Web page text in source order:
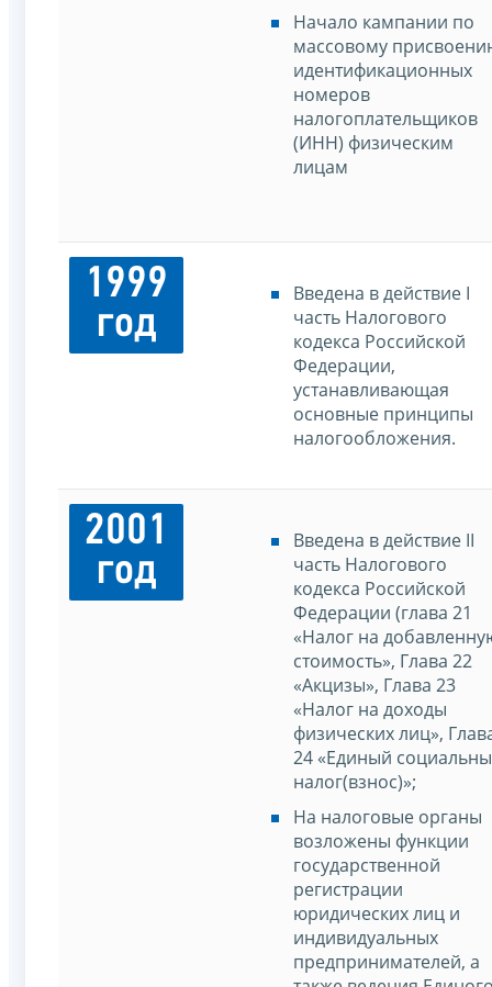
Начало кампании по
массовому
идентификационных
номеров
налогоплательщиков
(ИНН) физическим
лицам
1999
год
Введена в действие I
часть Налогового
кодекса Российской
Федерации,
устанавливающая
основные принципы
налогообложения.
2001
год
Введена в действие II
часть Налогового
кодекса Российской
Федерации (глава 21
«Налог на
стоимость», Глава 22
«Акцизы», Глава 23
«Налог на доходы
физических лиц»,
24 «Единый
налог(взнос)»;
На налоговые органы
возложены функции
государственной
регистрации
юридических лиц и
индивидуальных
предпринимателей, а